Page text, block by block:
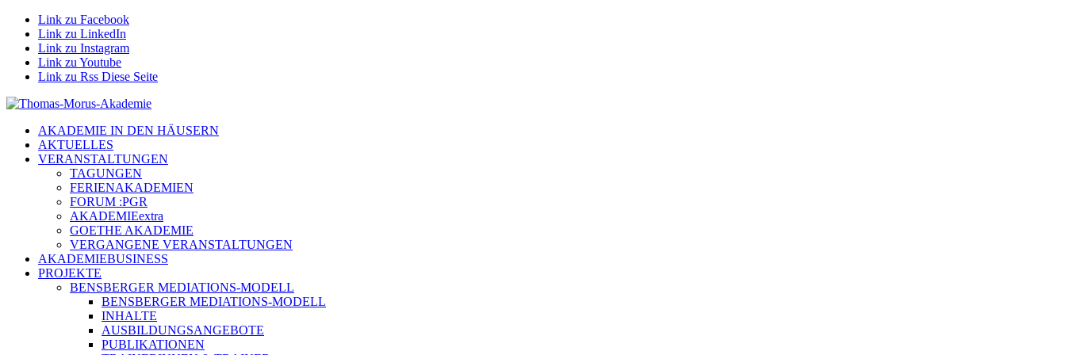
Link zu Facebook
Link zu LinkedIn
Link zu Instagram
Link zu Youtube
Link zu Rss Diese Seite
AKADEMIE IN DEN HÄUSERN
AKTUELLES
VERANSTALTUNGEN
TAGUNGEN
FERIENAKADEMIEN
FORUM :PGR
AKADEMIEextra
GOETHE AKADEMIE
VERGANGENE VERANSTALTUNGEN
AKADEMIEBUSINESS
PROJEKTE
BENSBERGER MEDIATIONS-MODELL
BENSBERGER MEDIATIONS-MODELL
INHALTE
AUSBILDUNGSANGEBOTE
PUBLIKATIONEN